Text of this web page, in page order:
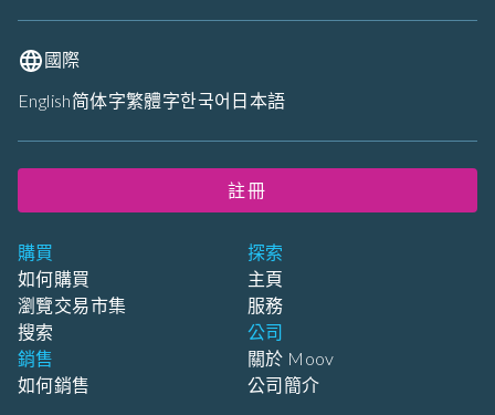
購買
如何購買
瀏覽交易市集
搜索
銷售
如何銷售
探索
主頁
服務
公司
關於 Moov
公司簡介
國際
English简体字繁體字한국어 日本語
註冊